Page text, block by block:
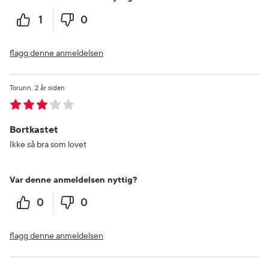
1 0
flagg denne anmeldelsen
Bortkastet
2 år siden
Torunn
Ikke så bra som lovet
Var denne anmeldelsen nyttig?
0 0
flagg denne anmeldelsen